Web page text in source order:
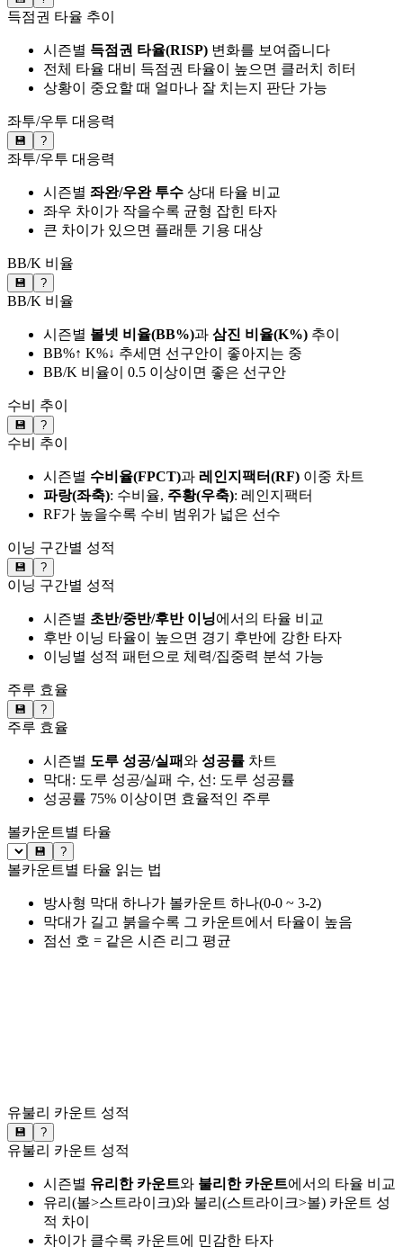
득점권 타율 추이
시즌별 득점권 타율(RISP) 변화를 보여줍니다
전체 타율 대비 득점권 타율이 높으면 클러치 히터
상황이 중요할 때 얼마나 잘 치는지 판단 가능
좌투/우투 대응력
💾 ?
좌투/우투 대응력
시즌별 좌완/우완 투수 상대 타율 비교
좌우 차이가 작을수록 균형 잡힌 타자
큰 차이가 있으면 플래툰 기용 대상
BB/K 비율
💾 ?
BB/K 비율
시즌별 볼넷 비율(BB%)과 삼진 비율(K%) 추이
BB%↑ K%↓ 추세면 선구안이 좋아지는 중
BB/K 비율이 0.5 이상이면 좋은 선구안
수비 추이
💾 ?
수비 추이
시즌별 수비율(FPCT)과 레인지팩터(RF) 이중 차트
파랑(좌축): 수비율, 주황(우축): 레인지팩터
RF가 높을수록 수비 범위가 넓은 선수
이닝 구간별 성적
💾 ?
이닝 구간별 성적
시즌별 초반/중반/후반 이닝에서의 타율 비교
후반 이닝 타율이 높으면 경기 후반에 강한 타자
이닝별 성적 패턴으로 체력/집중력 분석 가능
주루 효율
💾 ?
주루 효율
시즌별 도루 성공/실패와 성공률 차트
막대: 도루 성공/실패 수, 선: 도루 성공률
성공률 75% 이상이면 효율적인 주루
볼카운트별 타율
💾 ?
볼카운트별 타율 읽는 법
방사형 막대 하나가 볼카운트 하나(0-0 ~ 3-2)
막대가 길고 붉을수록 그 카운트에서 타율이 높음
점선 호 = 같은 시즌 리그 평균
유불리 카운트 성적
💾 ?
유불리 카운트 성적
시즌별 유리한 카운트와 불리한 카운트에서의 타율 비교
유리(볼>스트라이크)와 불리(스트라이크>볼) 카운트 성
적 차이
차이가 클수록 카운트에 민감한 타자